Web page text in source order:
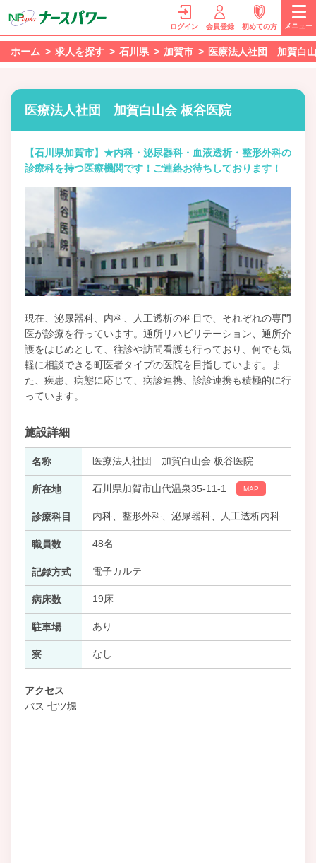
ログイン 会員登録 初めての方 メニュー
ホーム 求人を探す 石川県 加賀市 医療法人社団 加賀白
医療法人社団 加賀白山会 板谷医院
【石川県加賀市】★内科・泌尿器科・血液透析・整形外科の
診療科を持つ医療機関です！ご連絡お待ちしております！
現在、泌尿器科、内科、人工透析の科目で、それぞれの専門
医が診療を行っています。通所リハビリテーション、通所介
護をはじめとして、往診や訪問看護も行っており、何でも気
軽に相談できる町医者タイプの医院を目指しています。ま
た、疾患、病態に応じて、病診連携、診診連携も積極的に行
っています。
施設詳細
名称 医療法人社団 加賀白山会 板谷医院
所在地 石川県加賀市山代温泉35-11-1 MAP
診療科目 内科、整形外科、泌尿器科、人工透析内科
職員数 48名
記録方式 電子カルテ
病床数 19床
駐車場 あり
寮 なし
アクセス
バス 七ツ堀